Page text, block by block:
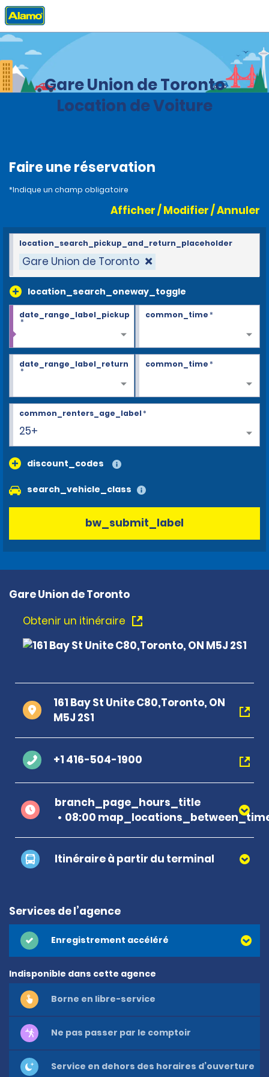
Accueil Agences
Gare Union de Toronto
Location de Voiture
Faire une réservation
*Indique un champ obligatoire
Afficher / Modifier / Annuler
Gare Union de Toronto
location_search_oneway_toggle
location_search_pickup_and_return_placeholder
date_range_label_pickup
*
common_time*
date_range_label_return
*
common_time*
25+
common_renters_age_label*
discount_codes
search_vehicle_class
bw_submit_label
Gare Union de Toronto
Obtenir un itinéraire
161 Bay St Unite C80,Toronto, ON
M5J 2S1
+1 416-504-1900
branch_page_hours_title
08:00
Itinéraire à partir du terminal
Services de l’agence
Enregistrement accéléré
Indisponible dans cette agence
Borne en libre-service
Ne pas passer par le comptoir
Service en dehors des horaires d’ouverture